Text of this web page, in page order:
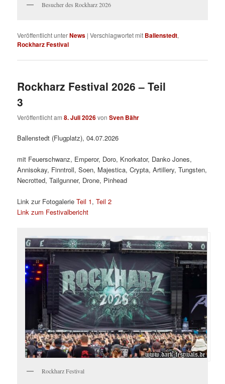
Besucher des Rockharz 2026
Veröffentlicht unterNews |Verschlagwortet mit Ballenstedt,
Rockharz Festival
Rockharz Festival 2026 – Teil
3
Veröffentlicht am8. Juli 2026vonSven Bähr
Ballenstedt (Flugplatz), 04.07.2026
mit Feuerschwanz, Emperor, Doro, Knorkator, Danko Jones,
Annisokay, Finntroll, Soen, Majestica, Crypta, Artillery, Tungsten,
Necrotted, Tailgunner, Drone, Pinhead
Link zur FotogalerieTeil 1,Teil 2
Link zum Festivalbericht
Rockharz Festival